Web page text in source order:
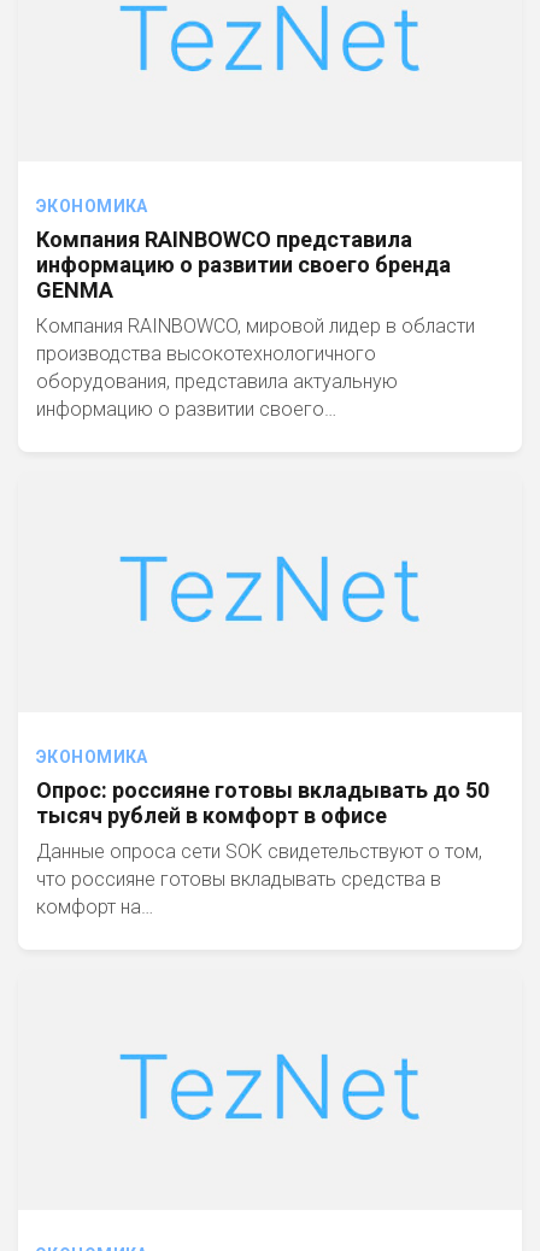
ЭКОНОМИКА
Компания RAINBOWCO представила
информацию о развитии своего бренда
GENMA
Компания RAINBOWCO, мировой лидер в области
производства высокотехнологичного
оборудования, представила актуальную
информацию о развитии своего…
ЭКОНОМИКА
Опрос: россияне готовы вкладывать до 50
тысяч рублей в комфорт в офисе
Данные опроса сети SOK свидетельствуют о том,
что россияне готовы вкладывать средства в
комфорт на…